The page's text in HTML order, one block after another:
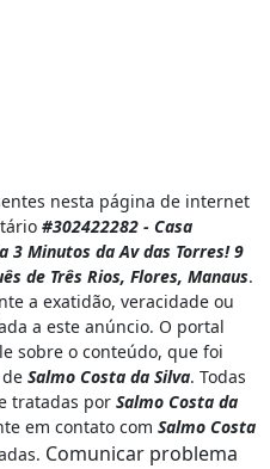
nesta página de internet
#302422282 - Casa
3 Minutos da Av das Torres! 9
de Três Rios, Flores, Manaus.
a exatidão, veracidade ou
a este anúncio. O portal
sobre o conteúdo, que foi
Salmo Costa da Silva. Todas
tratadas por Salmo Costa da
em contato com Salmo Costa
Comunicar problema